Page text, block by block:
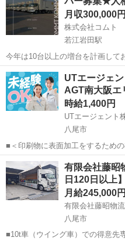
月収300,000円
株式会社コムト
若江岩田駅
今年は10台以上の増台を計画して
す。 ●普通免許もOK(AT限定OK) ￣￣￣￣￣￣￣￣￣￣￣￣￣ 平成29
大阪 八尾市
UTエージェ
AGT南大阪
時給1,400円
八尾市
■＜印刷物に表面加工をするための機械操作＞ 紙加
の光沢加工のお仕事です ほとん
安心♪ ☆モクモク繰り返し作業になります ＜具体的には…＞ ◆ラミネ
ート機、プレスコート...
大阪 八尾市 工場
有限会社藤昭
日120日以上】
月給245,000円
有限会社藤昭物流
八尾市
■10t車（ウイング車）での得意先